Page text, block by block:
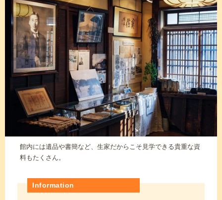
館内には遺品や書簡など、生家だからこそ見学できる貴重な資
料もたくさん。
Information